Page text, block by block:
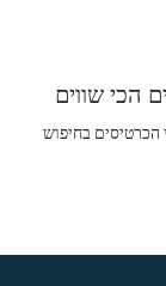
הכי שווים
הכרטיסים בחיפוש